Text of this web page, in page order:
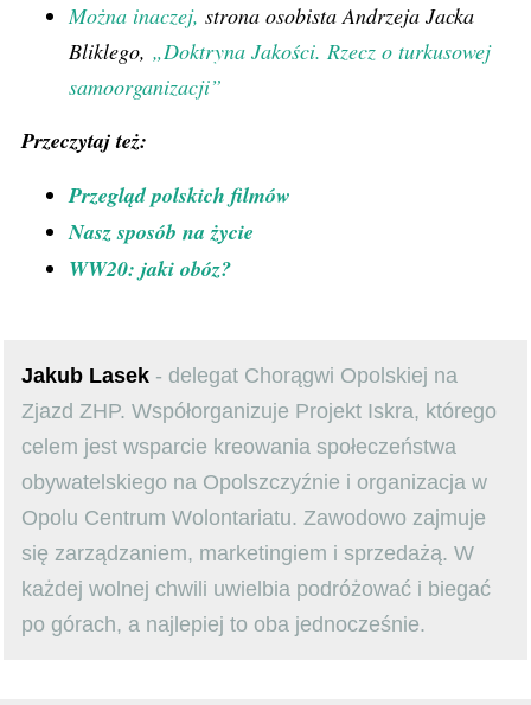
Można inaczej, strona osobista Andrzeja Jacka
Bliklego, „Doktryna Jakości. Rzecz o turkusowej
samoorganizacji”
Przeczytaj też:
Przegląd polskich filmów
Nasz sposób na życie
WW20: jaki obóz?
Jakub Lasek - delegat Chorągwi Opolskiej na
Zjazd ZHP. Współorganizuje Projekt Iskra, którego
celem jest wsparcie kreowania społeczeństwa
obywatelskiego na Opolszczyźnie i organizacja w
Opolu Centrum Wolontariatu. Zawodowo zajmuje
się zarządzaniem, marketingiem i sprzedażą. W
każdej wolnej chwili uwielbia podróżować i biegać
po górach, a najlepiej to oba jednocześnie.